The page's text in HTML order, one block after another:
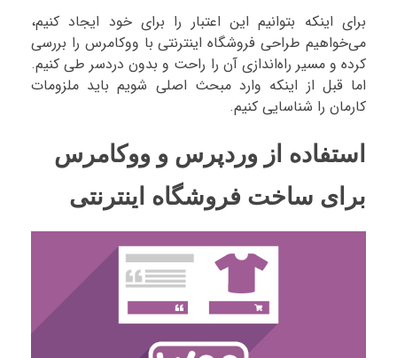
برای اینکه بتوانیم این اعتبار را برای خود ایجاد کنیم،
می‌خواهیم طراحی فروشگاه اینترنتی با ووکامرس را بررسی
کرده و مسیر راه‌اندازی آن را راحت و بدون دردسر طی کنیم.
اما قبل از اینکه وارد مبحث اصلی شویم باید ملزومات
کارمان را شناسایی کنیم.
استفاده از وردپرس و ووکامرس
برای ساخت فروشگاه اینترنتی